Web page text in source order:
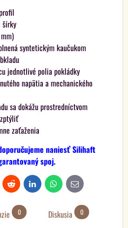
šírky
syntetickým kaučukom
jednotlivé polia pokládky
napätia a mechanického
sa dokážu prostredníctvom
zaťaženia
naniesť Silihaft
spoj.
Reddit LinkedIn WhatsAppE-
mail
0 Diskusia 0